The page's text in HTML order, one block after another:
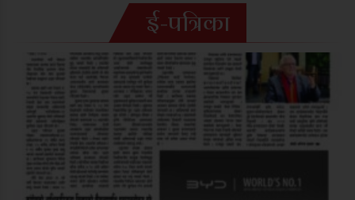
ई-पत्रिका